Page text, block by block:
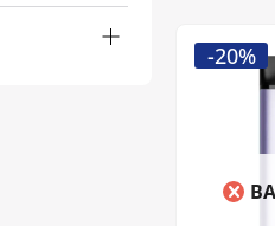
-20%